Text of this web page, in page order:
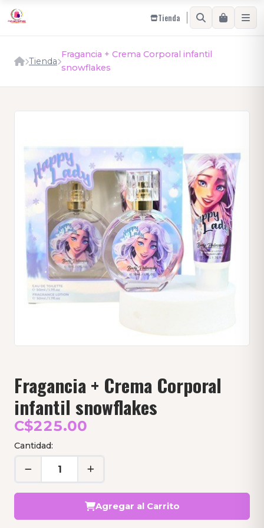
Tienda
Tienda
Fragancia + Crema Corporal infantil
snowflakes
Fragancia + Crema Corporal
infantil snowflakes
C$225.00
Cantidad:
Agregar al Carrito